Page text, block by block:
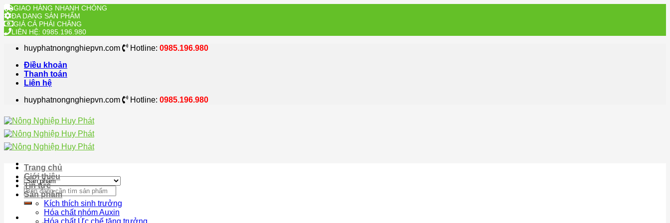
GIAO HÀNG NHANH CHÓNG
ĐA DẠNG SẢN PHẨM
GIÁ CẢ PHẢI CHĂNG
LIÊN HỆ: 0985.196.980
huyphatnongnghiepvn.com Hotline: 0985.196.980
Điều khoản
Thanh toán
Liên hệ
huyphatnongnghiepvn.com
Hotline: 0985.196.980
Search
for:
Trang chủ
Giới thiệu
Tin tức
Sản phẩm
Kích thích sinh trưởng
Hóa chất nhóm Auxin
Hóa chất Ức chế tăng trưởng